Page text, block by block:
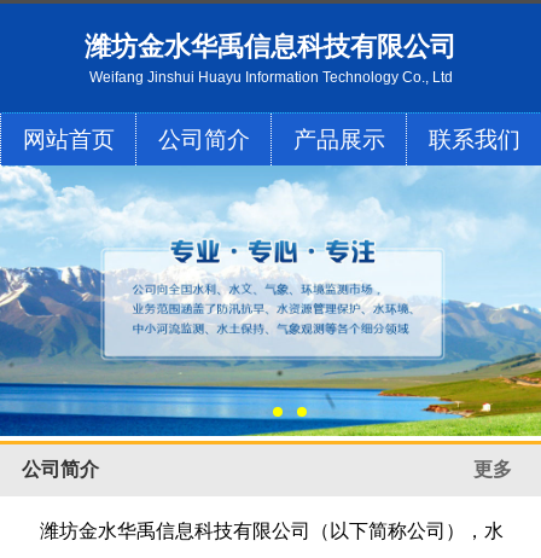
潍坊金水华禹信息科技有限公司
Weifang Jinshui Huayu Information Technology Co., Ltd
网站首页 公司简介 产品展示 联系我们
公司简介 更多
潍坊金水华禹信息科技有限公司（以下简称公司），水